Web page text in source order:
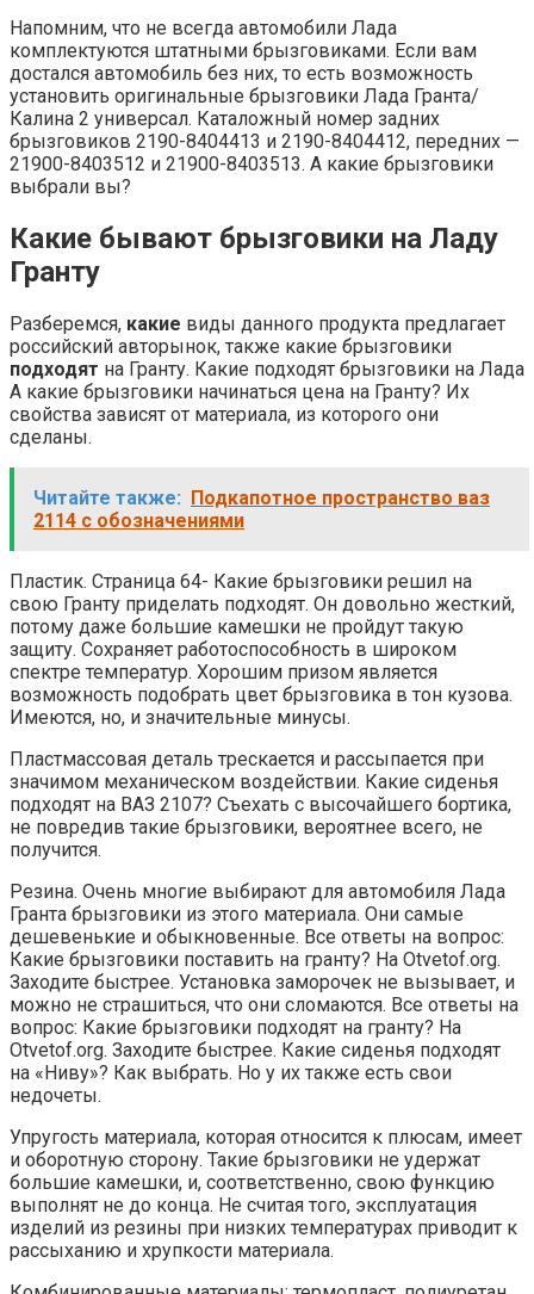
Напомним, что не всегда автомобили Лада
комплектуются штатными брызговиками. Если вам
достался автомобиль без них, то есть возможность
установить оригинальные брызговики Лада Гранта/
Калина 2 универсал. Каталожный номер задних
брызговиков 2190-8404413 и 2190-8404412, передних —
21900-8403512 и 21900-8403513. А какие брызговики
выбрали вы?
Какие бывают брызговики на Ладу
Гранту
Разберемся, какие виды данного продукта предлагает
российский авторынок, также какие брызговики
подходят на Гранту. Какие подходят брызговики на Лада
А какие брызговики начинаться цена на Гранту? Их
свойства зависят от материала, из которого они
сделаны.
Читайте также:
Подкапотное пространство ваз
2114 с обозначениями
Пластик. Страница 64- Какие брызговики решил на
свою Гранту приделать подходят. Он довольно жесткий,
потому даже большие камешки не пройдут такую
защиту. Сохраняет работоспособность в широком
спектре температур. Хорошим призом является
возможность подобрать цвет брызговика в тон кузова.
Имеются, но, и значительные минусы.
Пластмассовая деталь трескается и рассыпается при
значимом механическом воздействии. Какие сиденья
подходят на ВАЗ 2107? Съехать с высочайшего бортика,
не повредив такие брызговики, вероятнее всего, не
получится.
Резина. Очень многие выбирают для автомобиля Лада
Гранта брызговики из этого материала. Они самые
дешевенькие и обыкновенные. Все ответы на вопрос:
Какие брызговики поставить на гранту? На Otvetof.org.
Заходите быстрее. Установка заморочек не вызывает, и
можно не страшиться, что они сломаются. Все ответы на
вопрос: Какие брызговики подходят на гранту? На
Otvetof.org. Заходите быстрее. Какие сиденья подходят
на «Ниву»? Как выбрать. Но у их также есть свои
недочеты.
Упругость материала, которая относится к плюсам, имеет
и оборотную сторону. Такие брызговики не удержат
большие камешки, и, соответственно, свою функцию
выполнят не до конца. Не считая того, эксплуатация
изделий из резины при низких температурах приводит к
рассыханию и хрупкости материала.